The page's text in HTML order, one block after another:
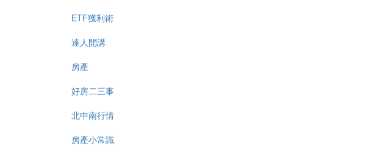
ETF獲利術
達人開講
房產
好房二三事
北中南行情
房產小常識